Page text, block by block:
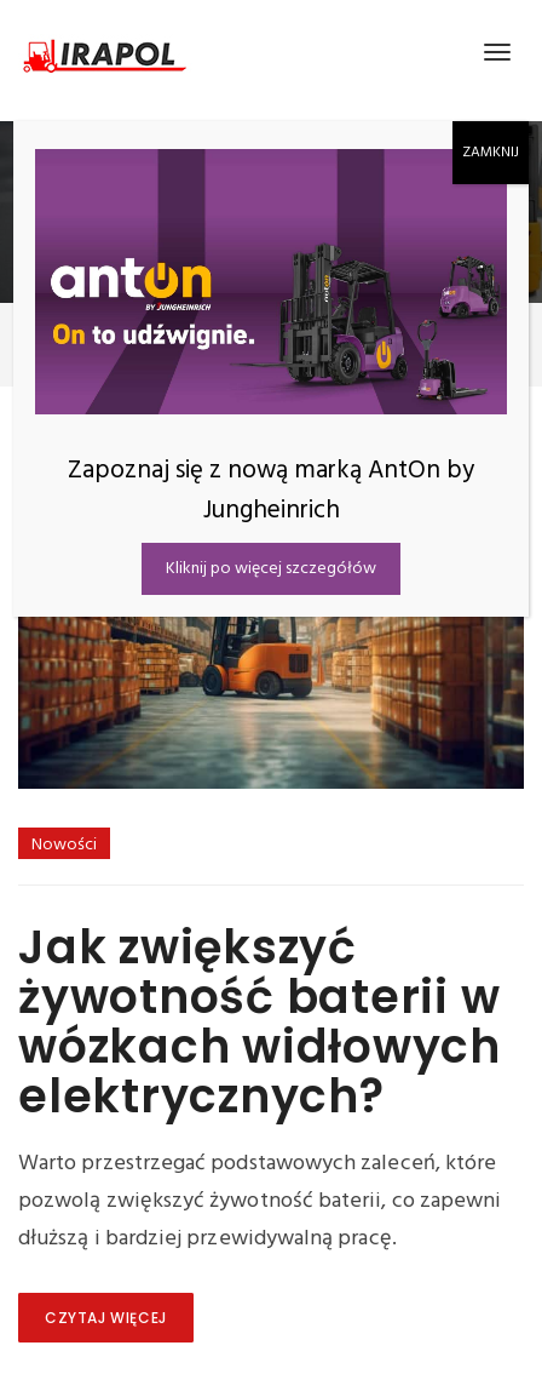
2024
Rok:2024
Nowości
Jak zwiększyć
żywotność baterii w
wózkach widłowych
elektrycznych?
Warto przestrzegać podstawowych zaleceń, które
pozwolą zwiększyć żywotność baterii, co zapewni
dłuższą i bardziej przewidywalną pracę.
CZYTAJ WIĘCEJ
Zapoznaj się z nową marką AntOn by
Jungheinrich
Kliknij po więcej szczegółów